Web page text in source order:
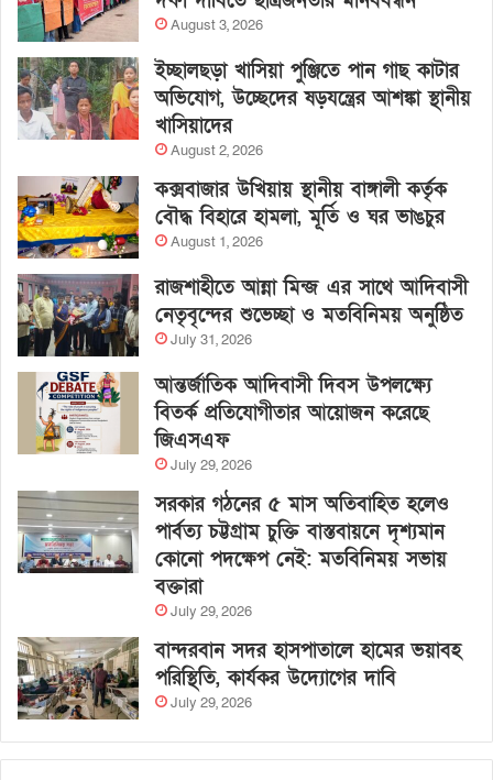
August 3, 2026
ইচ্ছালছড়া খাসিয়া পুঞ্জিতে পান গাছ কাটার
অভিযোগ, উচ্ছেদের ষড়যন্ত্রের আশঙ্কা স্থানীয়
খাসিয়াদের
August 2, 2026
কক্সবাজার উখিয়ায় স্থানীয় বাঙ্গালী কর্তৃক
বৌদ্ধ বিহারে হামলা, মূর্তি ও ঘর ভাঙচুর
August 1, 2026
রাজশাহীতে আন্না মিন্জ এর সাথে আদিবাসী
নেতৃবৃন্দের শুভেচ্ছা ও মতবিনিময় অনুষ্ঠিত
July 31, 2026
আন্তর্জাতিক আদিবাসী দিবস উপলক্ষ্যে
বিতর্ক প্রতিযোগীতার আয়োজন করেছে
জিএসএফ
July 29, 2026
সরকার গঠনের ৫ মাস অতিবাহিত হলেও
পার্বত্য চট্টগ্রাম চুক্তি বাস্তবায়নে দৃশ্যমান
কোনো পদক্ষেপ নেই: মতবিনিময় সভায়
বক্তারা
July 29, 2026
বান্দরবান সদর হাসপাতালে হামের ভয়াবহ
পরিস্থিতি, কার্যকর উদ্যোগের দাবি
July 29, 2026